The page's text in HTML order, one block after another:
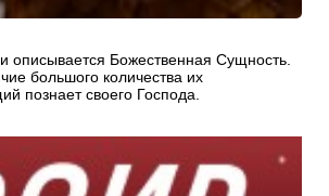
Божественная Сущность.
большого количества их
познает своего Господа.